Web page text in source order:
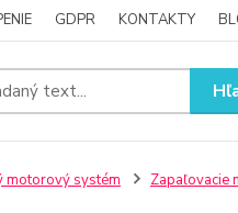
GDPR KONTAKTY
motorový systém Zapaľovacie